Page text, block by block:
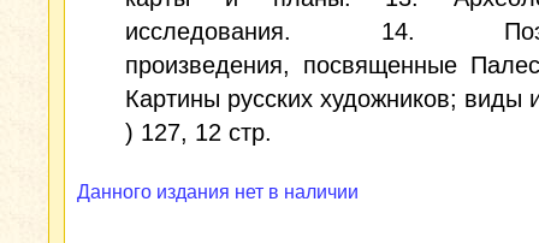
исследования. 14.
произведения, посвященные
Картины русских художников; виды
) 127, 12 стр.
Данного издания нет в наличии